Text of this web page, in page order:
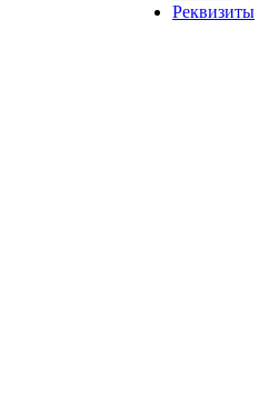
Реквизиты